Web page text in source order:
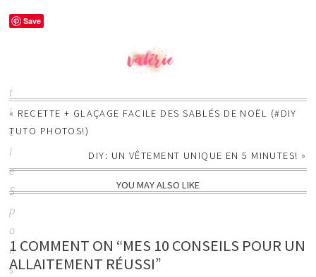
t
i
c
l
e
S
p
o
n
s
Save
« RECETTE + GLAÇAGE FACILE DES SABLÉS DE NOËL (#DIY
TUTO PHOTOS!)
DIY: UN VÊTEMENT UNIQUE EN 5 MINUTES! »
YOU MAY ALSO LIKE
1 COMMENT ON “MES 10 CONSEILS POUR UN
ALLAITEMENT RÉUSSI”